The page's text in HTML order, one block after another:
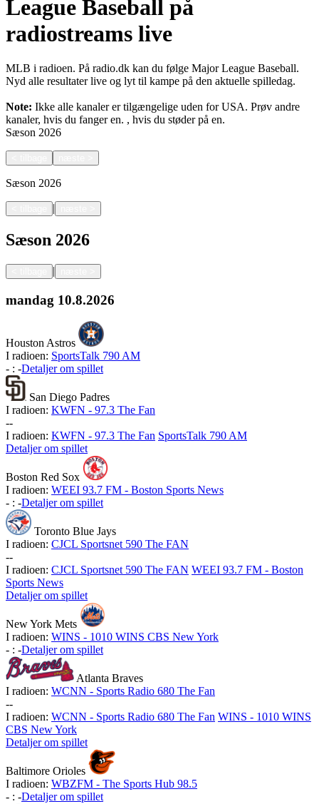
League Baseball på
radiostreams live
MLB i radioen. På radio.dk kan du følge Major League Baseball.
Nyd alle resultater live og lyt til kampe på den aktuelle spilledag.
Note: Ikke alle kanaler er tilgængelige uden for USA. Prøv andre
kanaler, hvis du fanger en. , hvis du støder på en.
Sæson 2026
Sæson 2026
|
Sæson 2026
|
mandag 10.8.2026
Houston Astros
I radioen: SportsTalk 790 AM
- : -Detaljer om spillet
San Diego Padres
I radioen: KWFN - 97.3 The Fan
--
I radioen: KWFN - 97.3 The Fan SportsTalk 790 AM
Detaljer om spillet
Boston Red Sox
I radioen: WEEI 93.7 FM - Boston Sports News
- : -Detaljer om spillet
Toronto Blue Jays
I radioen: CJCL Sportsnet 590 The FAN
--
I radioen: CJCL Sportsnet 590 The FAN WEEI 93.7 FM - Boston
Sports News
Detaljer om spillet
New York Mets
I radioen: WINS - 1010 WINS CBS New York
- : -Detaljer om spillet
Atlanta Braves
I radioen: WCNN - Sports Radio 680 The Fan
--
I radioen: WCNN - Sports Radio 680 The Fan WINS - 1010 WINS
CBS New York
Detaljer om spillet
Baltimore Orioles
I radioen: WBZFM - The Sports Hub 98.5
- : -Detaljer om spillet